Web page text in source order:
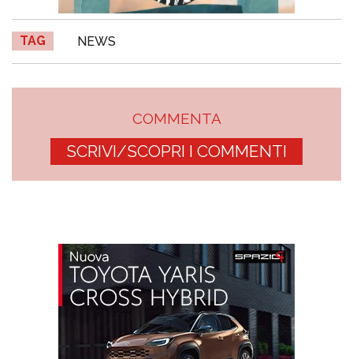
TAG NEWS
COMMENTA
SCRIVI/SCOPRI I COMMENTI